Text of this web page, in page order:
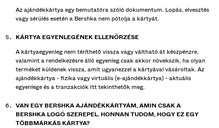
Az ajándékkártya egy bemutatóra szóló dokumentum. Lopás, elvesztés
vagy sérülés esetén a Bershka nem pótolja a kártyát.
KÁRTYA EGYENLEGÉNEK ELLENŐRZÉSE
A kártyaegyenleg nem téríthető vissza vagy váltható át készpénzre,
valamint a rendelkezésre álló egyenleg csak akkor növekszik, ha olyan
terméket küldenek vissza, amit ugyanezzel a kártyával vásároltak. Az
ajándékkártya - fizika vagy virtuális (e-ajándékkártya) - aktuális
egyenlege és a tranzakciók Itttekinthetők meg.
VAN EGY BERSHKA AJÁNDÉKKÁRTYÁM, AMIN CSAK A
BERSHKA LOGÓ SZEREPEL. HONNAN TUDOM, HOGY EZ EGY
TÖBBMÁRKÁS KÁRTYA?